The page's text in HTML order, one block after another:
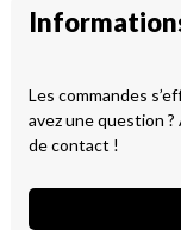
Les commandes
avez une question
de contact !